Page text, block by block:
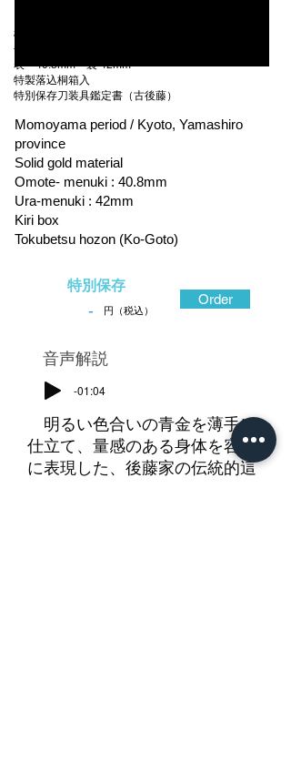
桃山時代 山城国京都
金無垢地容彫
表 40.8mm 裏 42mm
特製落込桐箱入
特別保存刀装具鑑定書（古後藤）
Momoyama period / Kyoto, Yamashiro
province
Solid gold material
Omote- menuki : 40.8mm
Ura-menuki : 42mm
Kiri box
Tokubetsu hozon (Ko-Goto)
特別保存
- 円（税込）
Order
​音声解説
-01:04
明るい色合いの青金を薄手に
仕立て、量感のある身体を容彫
に表現した、後藤家の伝統的這